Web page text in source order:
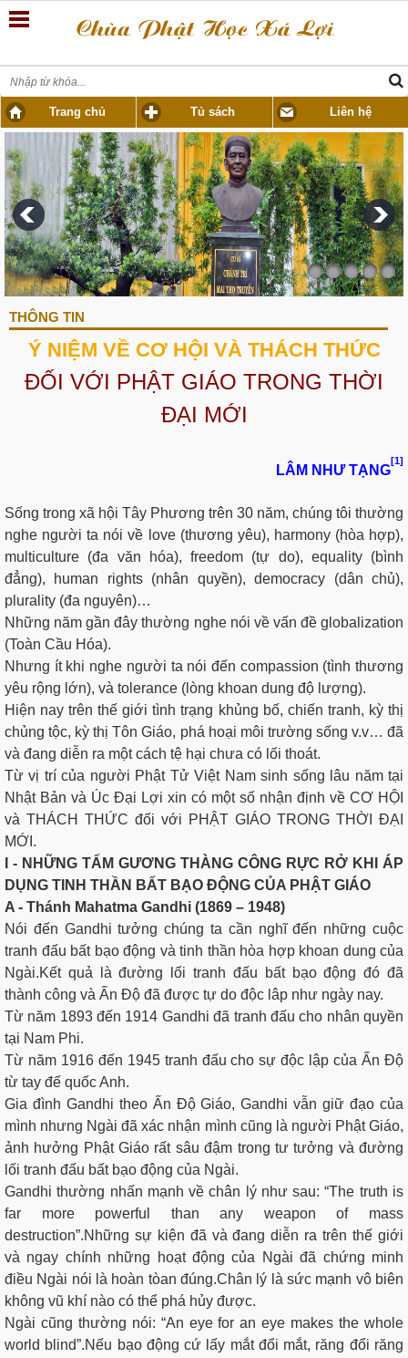
Trang chủ Tủ sách Liên hệ
THÔNG TIN
Ý NIỆM VỀ CƠ HỘI VÀ THÁCH THỨC
ĐỐI VỚI PHẬT GIÁO TRONG THỜI
ĐẠI MỚI
LÂM NHƯ TẠNG
[1]
Sống trong xã hội Tây Phương trên 30 năm, chúng tôi thường
nghe người ta nói về love (thương yêu), harmony (hòa hợp),
multiculture (đa văn hóa), freedom (tự do), equality (bình
đẳng), human rights (nhân quyền), democracy (dân chủ),
plurality (đa nguyên)…
Những năm gần đây thường nghe nói về vấn đề globalization
(Toàn Cầu Hóa).
Nhưng ít khi nghe người ta nói đến compassion (tình thương
yêu rộng lớn), và tolerance (lòng khoan dung độ lượng).
Hiện nay trên thế giới tình trạng khủng bố, chiến tranh, kỳ thị
chủng tộc, kỳ thị Tôn Giáo, phá hoại môi trường sống v.v… đã
và đang diễn ra một cách tệ hại chưa có lối thoát.
Từ vị trí của người Phật Tử Việt Nam sinh sống lâu năm tại
Nhật Bản và Úc Đại Lợi xin có một số nhận định về CƠ HỘI
và THÁCH THỨC đối với PHẬT GIÁO TRONG THỜI ĐẠI
MỚI.
I - NHỮNG TẤM GƯƠNG THÀNG CÔNG RỰC RỞ KHI ÁP
DỤNG TINH THẦN BẤT BẠO ĐỘNG CỦA PHẬT GIÁO
A - Thánh Mahatma Gandhi (1869 – 1948)
Nói đến Gandhi tưởng chúng ta cần nghĩ đến những cuộc
tranh đấu bất bạo động và tinh thần hòa hợp khoan dung của
Ngài.Kết quả là đường lối tranh đấu bất bạo động đó đã
thành công và Ấn Độ đã được tự do độc lâp như ngày nay.
Từ năm 1893 đến 1914 Gandhi đã tranh đấu cho nhân quyền
tại Nam Phi.
Từ năm 1916 đến 1945 tranh đấu cho sự độc lập của Ấn Độ
từ tay đế quốc Anh.
Gia đình Gandhi theo Ấn Độ Giáo, Gandhi vẫn giữ đạo của
mình nhưng Ngài đã xác nhận mình cũng là người Phật Giáo,
ảnh hưởng Phật Giáo rất sâu đậm trong tư tưởng và đường
lối tranh đấu bất bạo động của Ngài.
Gandhi thường nhấn mạnh về chân lý như sau: “The truth is
far more powerful than any weapon of mass
destruction”.Những sự kiện đã và đang diễn ra trên thế giới
và ngay chính những hoạt động của Ngài đã chứng minh
điều Ngài nói là hoàn tòan đúng.Chân lý là sức mạnh vô biên
không vũ khí nào có thể phá hủy được.
Ngài cũng thường nói: “An eye for an eye makes the whole
world blind”.Nếu bạo động cứ lấy mắt đổi mắt, răng đổi răng